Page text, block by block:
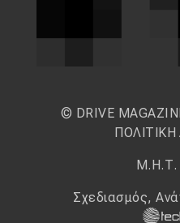
© DRIVE
Μ.Η.Τ.
Σχεδιασμός,